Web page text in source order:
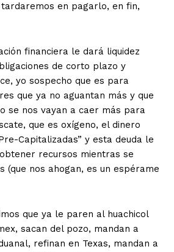
en pagarlo, en fin,
financiera le dará liquidez
de corto plazo y
yo sospecho que es para
que ya no aguantan más y que
se nos vayan a caer más para
que es oxígeno, el dinero
Capitalizadas” y esta deuda le
recursos mientras se
(que nos ahogan, es un espérame
que ya le paren al huachicol
sacan del pozo, mandan a
refinan en Texas, mandan a